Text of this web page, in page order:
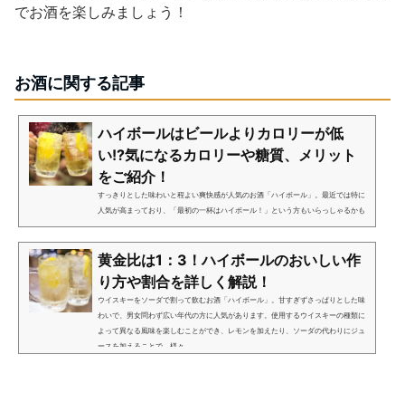
でお酒を楽しみましょう！
お酒に関する記事
ハイボールはビールよりカロリーが低
い!?気になるカロリーや糖質、メリット
をご紹介！
すっきりとした味わいと程よい爽快感が人気のお酒「ハイボール」。最近では特に
人気が高まっており、「最初の一杯はハイボール！」という方もいらっしゃるかも
しれません。性別・世代を問わず人気のあるハイボールですが、実はダイエットに
向いている、という話を聞...
黄金比は1：3！ハイボールのおいしい作
り方や割合を詳しく解説！
ウイスキーをソーダで割って飲むお酒「ハイボール」。甘すぎずさっぱりとした味
わいで、男女問わず広い年代の方に人気があります。使用するウイスキーの種類に
よって異なる風味を楽しむことができ、レモンを加えたり、ソーダの代わりにジュ
ースを加えることで、様々...